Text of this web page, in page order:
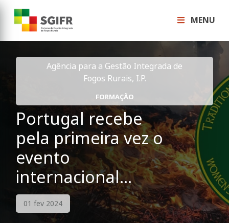
MENU
Agência para a Gestão Integrada de
Fogos Rurais, I.P.
FORMAÇÃO
Portugal recebe
pela primeira vez o
evento
internacional
WTREX
01 fev 2024